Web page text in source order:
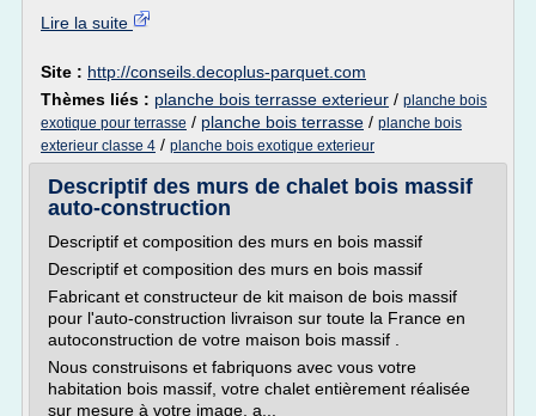
Lire la suite
Site : http://conseils.decoplus-parquet.com
Thèmes liés : planche bois terrasse exterieur / planche bois
exotique pour terrasse / planche bois terrasse / planche bois
exterieur classe 4 / planche bois exotique exterieur
Descriptif des murs de chalet bois massif
auto-construction
Descriptif et composition des murs en bois massif
Descriptif et composition des murs en bois massif
Fabricant et constructeur de kit maison de bois massif
pour l'auto-construction livraison sur toute la France en
autoconstruction de votre maison bois massif .
Nous construisons et fabriquons avec vous votre
habitation bois massif, votre chalet entièrement réalisée
sur mesure à votre image, a...